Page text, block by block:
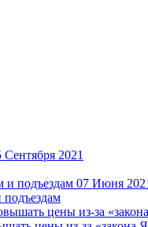
Сентября 2021
07 Июня